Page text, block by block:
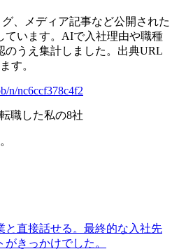
、メディア記事など公開された
ています。AIで入社理由や職種
のうえ集計しました。出典URL
す。
n/nc6ccf378c4f2
職した私の8社
と直接話せる。最終的な入社先
きっかけでした。